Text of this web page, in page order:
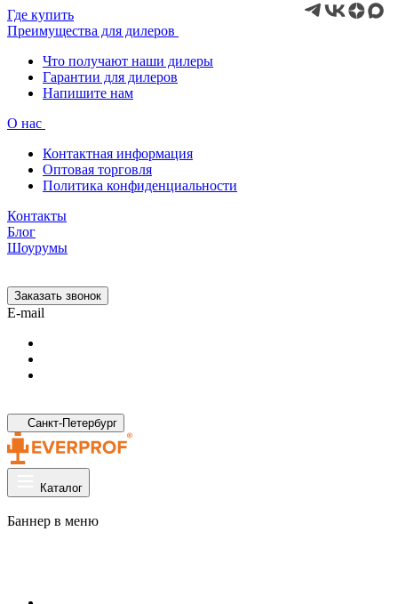
Где купить
Преимущества для дилеров
Что получают наши дилеры
Гарантии для дилеров
Напишите нам
О нас
Контактная информация
Оптовая торговля
Политика конфиденциальности
Контакты
Блог
Шоурумы
Заказать звонок
E-mail
Санкт-Петербург
Каталог
Баннер в меню